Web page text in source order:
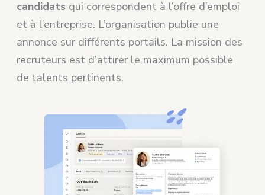
candidats qui correspondent à l’offre d’emploi
et à l’entreprise. L’organisation publie une
annonce sur différents portails. La mission des
recruteurs est d’attirer le maximum possible
de talents pertinents.